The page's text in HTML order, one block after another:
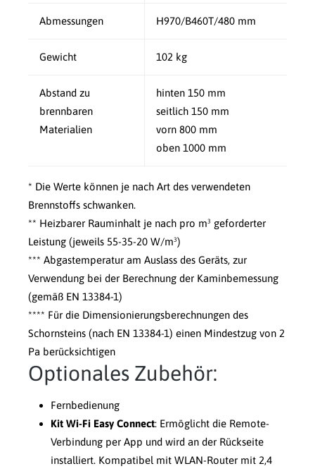
Abmessungen H970/B460T/480 mm
Gewicht 102 kg
Abstand zu
brennbaren
Materialien
hinten 150 mm
seitlich 150 mm
vorn 800 mm
oben 1000 mm
* Die Werte können je nach Art des verwendeten
Brennstoffs schwanken.
** Heizbarer Rauminhalt je nach pro m³ geforderter
Leistung (jeweils 55-35-20 W/m³)
*** Abgastemperatur am Auslass des Geräts, zur
Verwendung bei der Berechnung der Kaminbemessung
(gemäß EN 13384-1)
**** Für die Dimensionierungsberechnungen des
Schornsteins (nach EN 13384-1) einen Mindestzug von 2
Pa berücksichtigen
Optionales Zubehör:
Fernbedienung
Kit Wi-Fi Easy Connect: Ermöglicht die Remote-
Verbindung per App und wird an der Rückseite
installiert. Kompatibel mit WLAN-Router mit 2,4